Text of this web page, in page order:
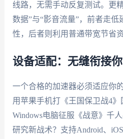
线路，无需手动反复测试。更
数据”与“影音流量”，前者走
性，后者则利用普通带宽节省资
设备适配：无缝衔接
一个合格的加速器必须适应你
用苹果手机打《王国保卫战4》
Windows电脑征服《战意》千
研究新战术？支持Android、